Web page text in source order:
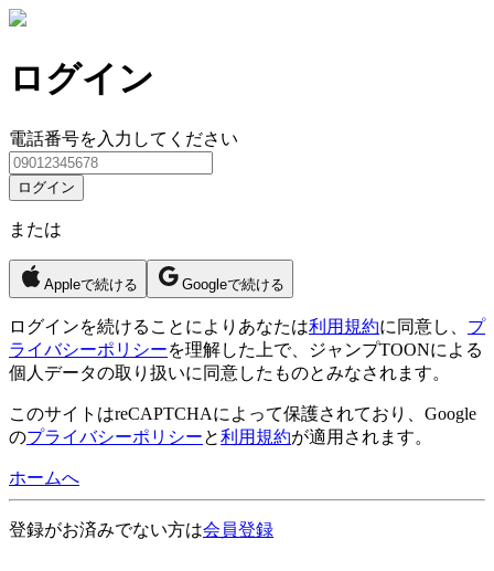
ログイン
電話番号を入力してください
ログイン
または
Appleで続ける Googleで続ける
ログインを続けることによりあなたは利用規約に同意し、 プ
ライバシーポリシーを理解した上で、ジャンプTOONによる
個人データの取り扱いに同意したものとみなされます。
このサイトはreCAPTCHAによって保護されており、Google
のプライバシーポリシーと利用規約が適用されます。
ホームへ
登録がお済みでない方は会員登録